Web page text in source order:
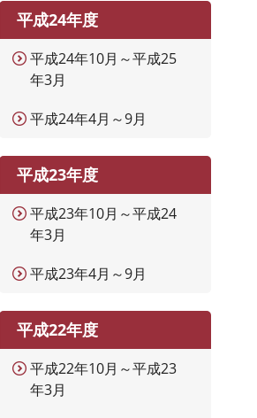
平成24年度
平成24年10月～平成25
年3月
平成24年4月～9月
平成23年度
平成23年10月～平成24
年3月
平成23年4月～9月
平成22年度
平成22年10月～平成23
年3月